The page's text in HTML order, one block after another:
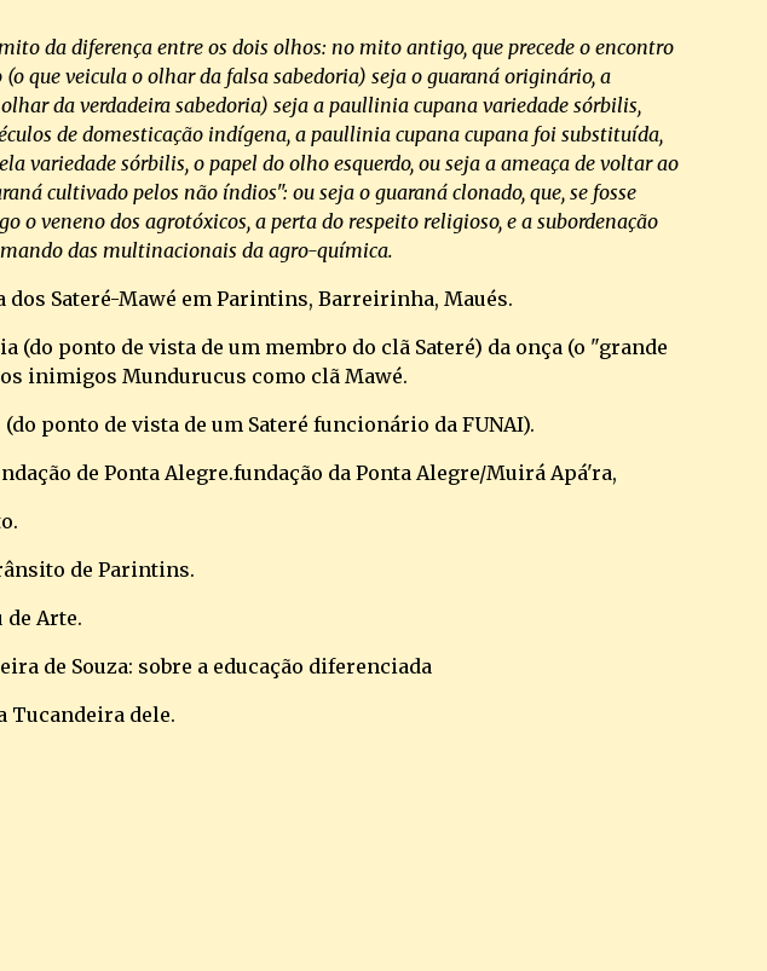
da diferença entre os dois olhos: no mito antigo, que precede o encontro
que veicula o olhar da falsa sabedoria) seja o guaraná originário, a
da verdadeira sabedoria) seja a paullinia cupana variedade sórbilis,
de domesticação indígena, a paullinia cupana cupana foi substituída,
variedade sórbilis, o papel do olho esquerdo, ou seja a ameaça de voltar ao
cultivado pelos não índios": ou seja o guaraná clonado, que, se fosse
veneno dos agrotóxicos, a perta do respeito religioso, e a subordenação
das multinacionais da agro-química.
dos Sateré-Mawé em Parintins, Barreirinha, Maués.
(do ponto de vista de um membro do clã Sateré) da onça (o "grande
inimigos Mundurucus como clã Mawé.
ponto de vista de um Sateré funcionário da FUNAI).
de Ponta Alegre.fundação da Ponta Alegre/Muirá Apá'ra,
de Parintins.
de Arte.
de Souza: sobre a educação diferenciada
Tucandeira dele.